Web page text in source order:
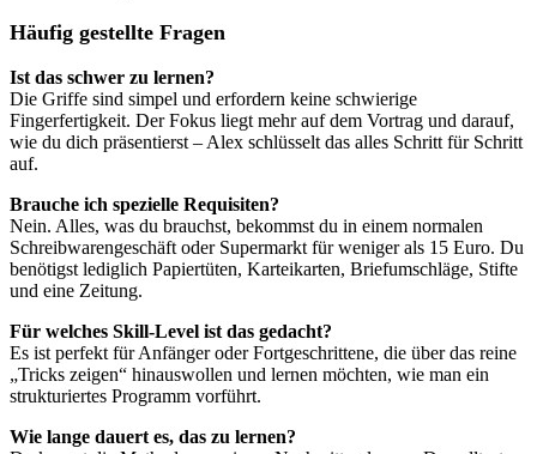
Häufig gestellte Fragen
Ist das schwer zu lernen?
Die Griffe sind simpel und erfordern keine schwierige
Fingerfertigkeit. Der Fokus liegt mehr auf dem Vortrag und darauf,
wie du dich präsentierst – Alex schlüsselt das alles Schritt für Schritt
auf.
Brauche ich spezielle Requisiten?
Nein. Alles, was du brauchst, bekommst du in einem normalen
Schreibwarengeschäft oder Supermarkt für weniger als 15 Euro. Du
benötigst lediglich Papiertüten, Karteikarten, Briefumschläge, Stifte
und eine Zeitung.
Für welches Skill-Level ist das gedacht?
Es ist perfekt für Anfänger oder Fortgeschrittene, die über das reine
„Tricks zeigen“ hinauswollen und lernen möchten, wie man ein
strukturiertes Programm vorführt.
Wie lange dauert es, das zu lernen?